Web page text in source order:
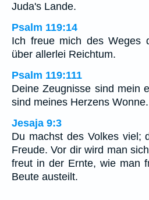
Juda's Lande.
Psalm 119:14
Ich freue mich des Weges
über allerlei Reichtum.
Psalm 119:111
Deine Zeugnisse sind mein
sind meines Herzens Wonne.
Jesaja 9:3
Du machst des Volkes viel;
Freude. Vor dir wird man
freut in der Ernte, wie man
Beute austeilt.